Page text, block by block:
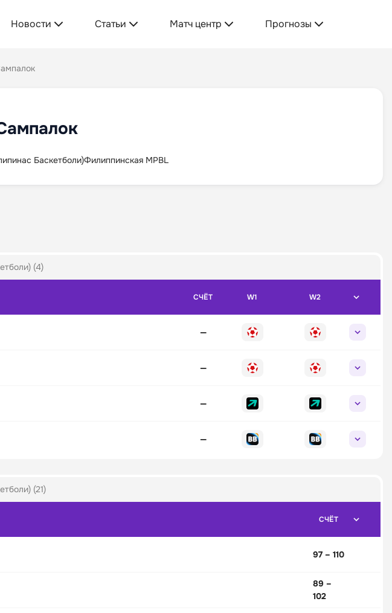
Новости Статьи Матч центр Прогнозы
Баскетболи)Филиппинская MPBL
(4)
СЧЁТ W1 W2
—
—
—
—
(21)
СЧЁТ
97 – 110
89 –
102